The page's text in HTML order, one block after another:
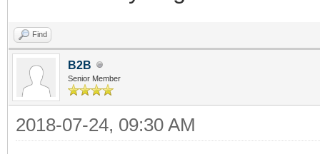
Find
B2B
Senior Member
2018-07-24, 09:30 AM